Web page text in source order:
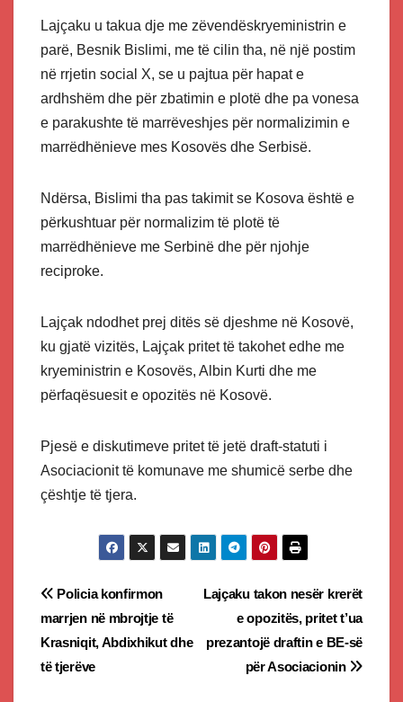
Lajçaku u takua dje me zëvendëskryeministrin e
parë, Besnik Bislimi, me të cilin tha, në një postim
në rrjetin social X, se u pajtua për hapat e
ardhshëm dhe për zbatimin e plotë dhe pa vonesa
e parakushte të marrëveshjes për normalizimin e
marrëdhënieve mes Kosovës dhe Serbisë.
Ndërsa, Bislimi tha pas takimit se Kosova është e
përkushtuar për normalizim të plotë të
marrëdhënieve me Serbinë dhe për njohje
reciproke.
Lajçak ndodhet prej ditës së djeshme në Kosovë,
ku gjatë vizitës, Lajçak pritet të takohet edhe me
kryeministrin e Kosovës, Albin Kurti dhe me
përfaqësuesit e opozitës në Kosovë.
Pjesë e diskutimeve pritet të jetë draft-statuti i
Asociacionit të komunave me shumicë serbe dhe
çështje të tjera.
Post
navigation
Lajçaku takon nesër krerët
e opozitës, pritet t’ua
prezantojë draftin e BE-së
për Asociacionin
Policia konfirmon
marrjen në mbrojtje të
Krasniqit, Abdixhikut dhe
të tjerëve